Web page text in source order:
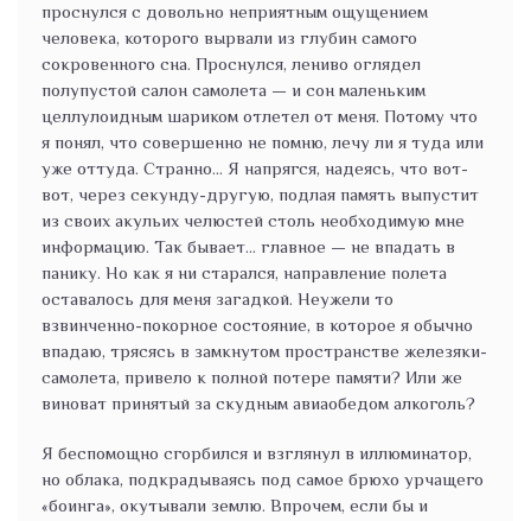
проснулся с довольно неприятным ощущением
человека, которого вырвали из глубин самого
сокровенного сна. Проснулся, лениво оглядел
полупустой салон самолета — и сон маленьким
целлулоидным шариком отлетел от меня. Потому что
я понял, что совершенно не помню, лечу ли я туда или
уже оттуда. Странно... Я напрягся, надеясь, что вот-
вот, через секунду-другую, подлая память выпустит
из своих акульих челюстей столь необходимую мне
информацию. Так бывает... главное — не впадать в
панику. Но как я ни старался, направление полета
оставалось для меня загадкой. Неужели то
взвинченно-покорное состояние, в которое я обычно
впадаю, трясясь в замкнутом пространстве железяки-
самолета, привело к полной потере памяти? Или же
виноват принятый за скудным авиаобедом алкоголь?
Я беспомощно сгорбился и взглянул в иллюминатор,
но облака, подкрадываясь под самое брюхо урчащего
«боинга», окутывали землю. Впрочем, если бы и